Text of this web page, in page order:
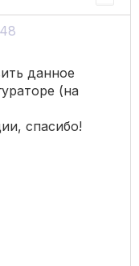
данное
(на
спасибо!